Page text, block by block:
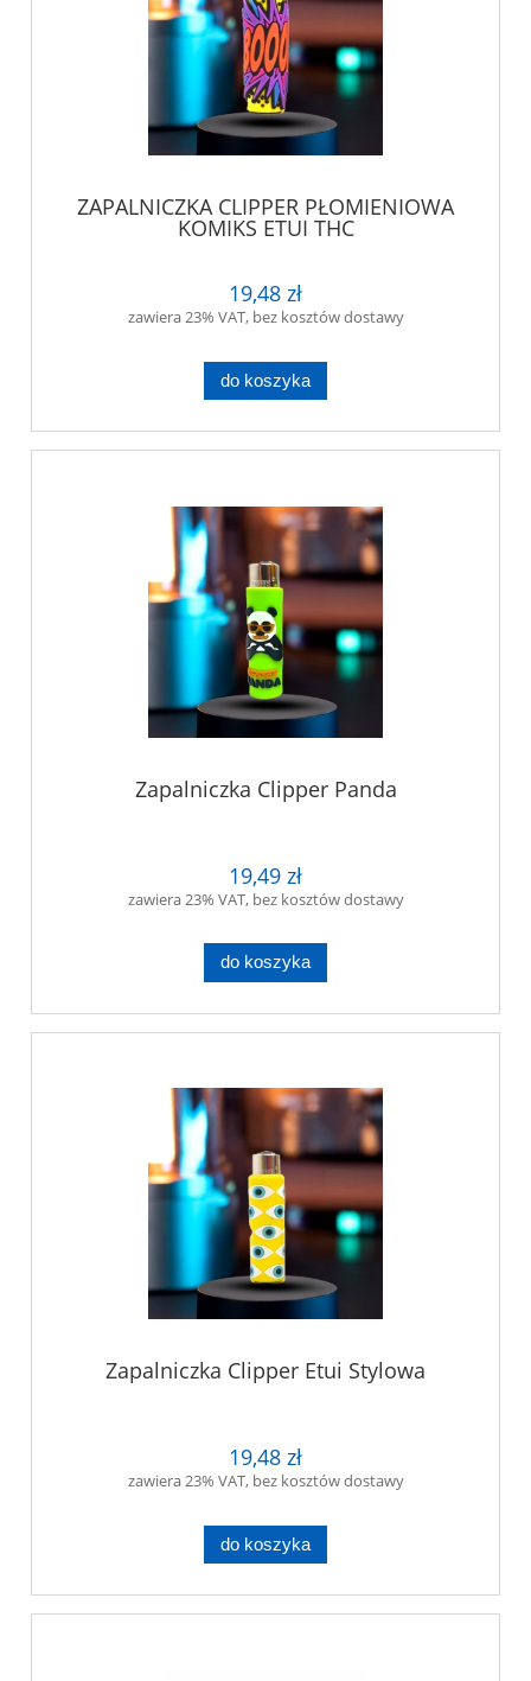
ZAPALNICZKA CLIPPER PŁOMIENIOWA
KOMIKS ETUI THC
19,48 zł
zawiera 23% VAT, bez kosztów dostawy
do koszyka
Zapalniczka Clipper Panda
19,49 zł
zawiera 23% VAT, bez kosztów dostawy
do koszyka
Zapalniczka Clipper Etui Stylowa
19,48 zł
zawiera 23% VAT, bez kosztów dostawy
do koszyka